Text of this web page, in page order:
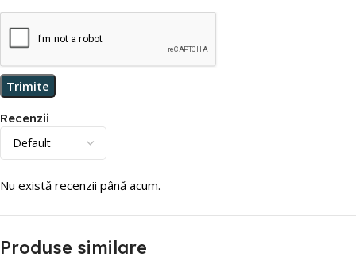
Recenzii
Nu există recenzii până acum.
Produse similare